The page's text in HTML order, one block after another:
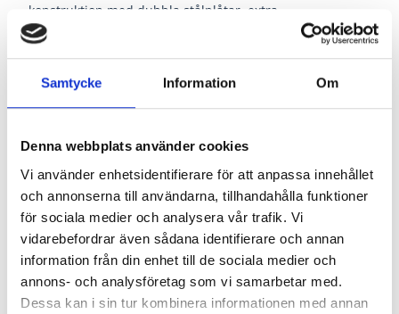
Samtycke Information Om
Denna webbplats använder cookies
Vi använder enhetsidentifierare för att anpassa innehållet
och annonserna till användarna, tillhandahålla funktioner
för sociala medier och analysera vår trafik. Vi
vidarebefordrar även sådana identifierare och annan
information från din enhet till de sociala medier och
annons- och analysföretag som vi samarbetar med.
Dessa kan i sin tur kombinera informationen med annan
konstruktion med dubbla stålplåtar, extra
klimatpackning samt kraftig, 56x105 mm, lamell-limmad,
fingerskarvad och vakuumimpregnerad karm.
Ytterdörren levereras med låskista ASSA 2002, utan
Ljudreduktion
Rw 30 dB
Modulmått Bordörren